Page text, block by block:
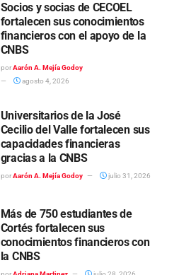
Socios y socias de CECOEL
fortalecen sus conocimientos
financieros con el apoyo de la
CNBS
por Aarón A. Mejía Godoy
agosto 4, 2026
Universitarios de la José
Cecilio del Valle fortalecen sus
capacidades financieras
gracias a la CNBS
por Aarón A. Mejía Godoy julio 31, 2026
Más de 750 estudiantes de
Cortés fortalecen sus
conocimientos financieros con
la CNBS